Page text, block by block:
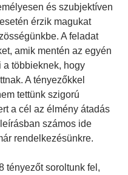
és szubjektíven
érzik magukat
A feladat
amik mentén az egyén
többieknek, hogy
A tényezőkkel
tettünk szigorú
a cél az élmény átadás
számos ide
rendelkezésünkre.
tényezőt soroltunk fel,